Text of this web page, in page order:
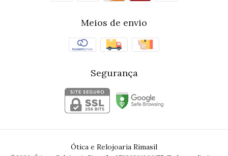
Meios de envio
Segurança
Ótica e Relojoaria Rimasil